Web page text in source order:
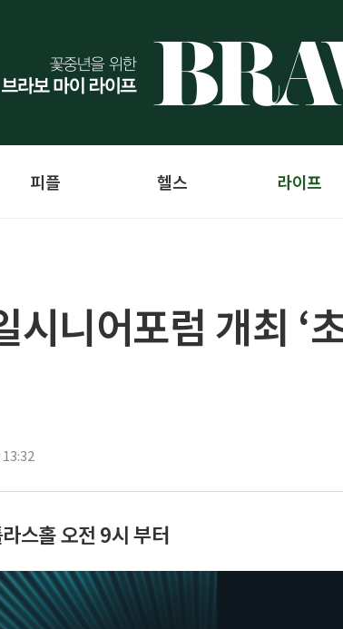
피플 헬스 라이프
니어포럼 개최 ‘
스홀 오전 9시 부터